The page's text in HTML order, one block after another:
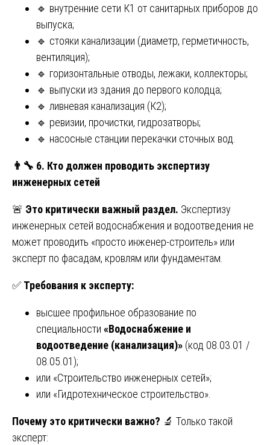
🔹 внутренние сети К1 от санитарных приборов до
выпуска;
🔹 стояки канализации (диаметр, герметичность,
вентиляция);
🔹 горизонтальные отводы, лежаки, коллекторы;
🔹 выпуски из здания до первого колодца;
🔹 ливневая канализация (К2);
🔹 ревизии, прочистки, гидрозатворы;
🔹 насосные станции перекачки сточных вод.
👨 6. Кто должен проводить экспертизу
инженерных сетей
🚨 Это критически важный раздел. Экспертизу
инженерных сетей водоснабжения и водоотведения не
может проводить «просто инженер-строитель» или
эксперт по фасадам, кровлям или фундаментам.
✅ Требования к эксперту:
высшее профильное образование по
специальности «Водоснабжение и
водоотведение (канализация)» (код 08.03.01 /
08.05.01);
или «Строительство инженерных сетей»;
или «Гидротехническое строительство».
Почему это критически важно? 🔬 Только такой
эксперт: